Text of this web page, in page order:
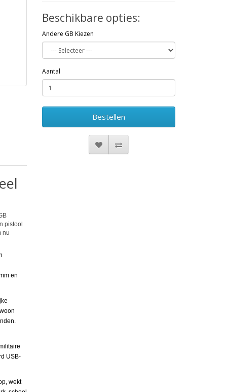
pistool
nu
en
USB-
wekt
Beschikbare opties:
Andere GB Kiezen
Aantal
Bestellen